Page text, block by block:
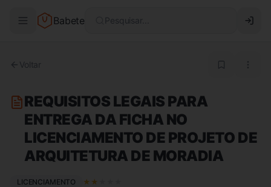
Babete Pesquisar...
Voltar
REQUISITOS LEGAIS PARA
ENTREGA DA FICHA NO
LICENCIAMENTO DE PROJETO DE
ARQUITETURA DE MORADIA
LICENCIAMENTO ★ ★